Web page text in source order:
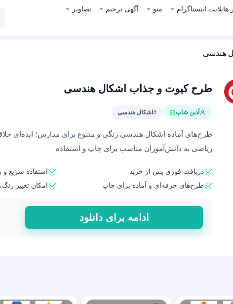
هایلایت اینستاگرام منو آگهی ترحیم تصاویر
هندسی
طرح کیوت و جذاب اشکال هندسی
آذین شاپ #اشکال هندسی
طرح‌های آماده اشکال هندسی رنگی و متنوع برای مدارس؛ ایده‌ای
ریاضی به دانش‌آموزان مناسب برای چاپ و استفاده
دریافت فوری پس از خرید
استفاده سریع
طرح‌های حرفه‌ای و آماده برای چاپ
امکان تغییر
طرح
کیوت
و
ادامه برای دانلود